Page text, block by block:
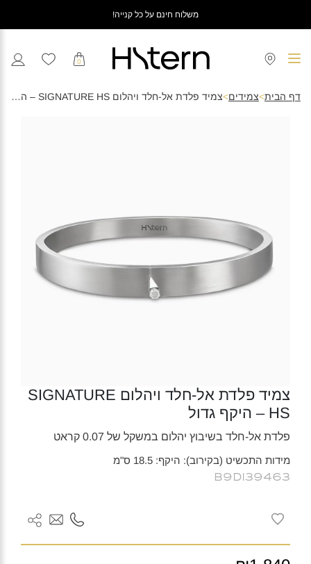
משלוח חינם על כל קנייה!
0
דף הבית>צמידים> צמיד פלדת אל-חלד ויהלום SIGNATURE HS – היקף גדול
צמיד פלדת אל-חלד ויהלום SIGNATURE
HS – היקף גדול
פלדת אל-חלד בשיבוץ יהלום במשקל של 0.07 קראט
מידות התכשיט (בקירוב): היקף: 18.5 ס"מ
B9DI39463